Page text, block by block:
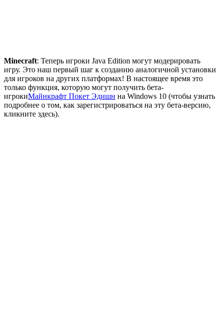
Minecraft: Теперь игроки Java Edition могут модерировать
игру. Это наш первый шаг к созданию аналогичной установки
для игроков на других платформах! В настоящее время это
только функция, которую могут получить бета-
игрокиМайнкрафт Покет Эдишн на Windows 10 (чтобы узнать
подробнее о том, как зарегистрироваться на эту бета-версию,
кликните здесь).